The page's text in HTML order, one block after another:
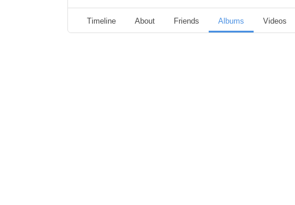
Timeline About Friends Albums Videos